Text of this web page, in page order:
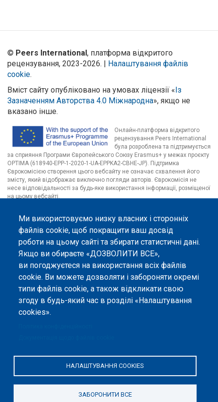
Ми використовуємо низку власних і сторонніх
файлів cookie, щоб покращити ваш досвід
роботи на цьому сайті та збирати статистичні дані.
Якщо ви обираєте «ДОЗВОЛИТИ ВСЕ»,
ви погоджуєтеся на використання всіх файлів
cookie. Ви можете дозволяти і забороняти окремі
типи файлів cookie, а також відкликати свою
згоду в будь-який час в розділі «Налаштування
cookies».
НАЛАШТУВАННЯ COOKIES
ЗАБОРОНИТИ ВСЕ
© Peers International, платформа відкритого
рецензування, 2023-2026. | Налаштування файлів
cookie.
Вміст сайту опубліковано на умовах ліцензії «Із
Зазначенням Авторства 4.0 Міжнародна», якщо не
вказано інше.
Онлайн-платформа відкритого
рецензування Peers International
була розроблена та підтримується
за сприяння Програми Європейського Союзу Erasmus+ у межах проєкту
OPTIMA (618940-EPP-1-2020-1-UA-EPPKA2-CBHE-JP). Підтримка
Єврокомісією створення цього вебсайту не означає схвалення його
змісту, який відображає виключно погляди авторів. Єврокомісія не
несе відповідальності за будь-яке використання інформації, розміщеної
на цьому вебсайті.